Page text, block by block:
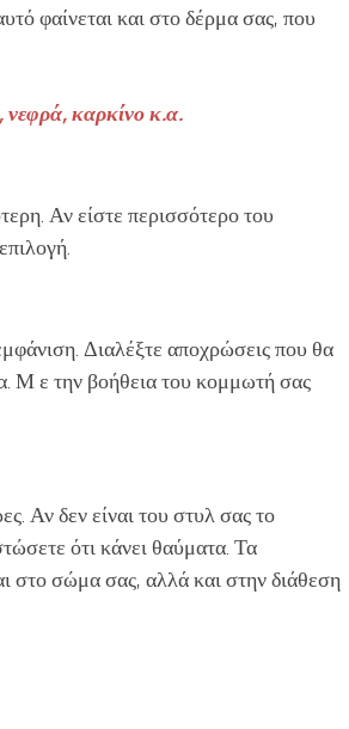
φαίνεται και στο δέρμα σας, που
νεφρά, καρκίνο κ.α.
Αν είστε περισσότερο του
Διαλέξτε αποχρώσεις που θα
Μ ε την βοήθεια του κομμωτή σας
Αν δεν είναι του στυλ σας το
ότι κάνει θαύματα. Τα
στο σώμα σας, αλλά και στην διάθεση